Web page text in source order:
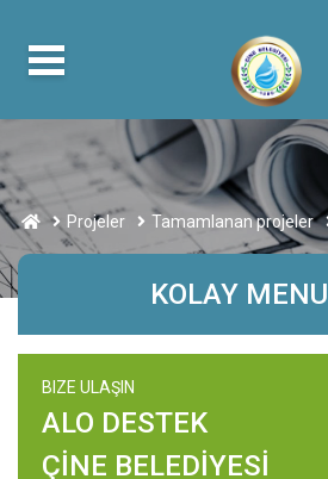
Projeler Tamamlanan projeler
KOLAY MENU
BIZE ULAŞIN
ALO DESTEK
ÇİNE BELEDİYESİ